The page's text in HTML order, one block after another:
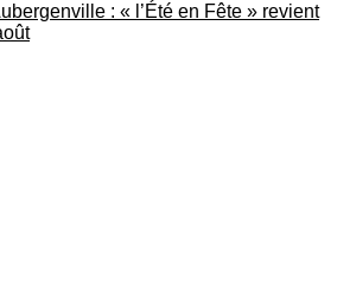
: « l’Été en Fête » revient